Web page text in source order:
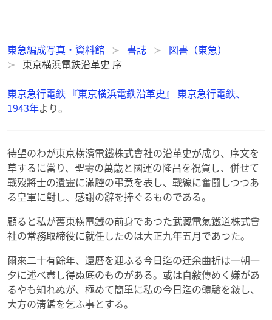
東急編成写真・資料館 書誌
図書（東急）
東京横浜電鉄沿革史 序
東京急行電鉄 『東京横浜電鉄沿革史』 東京急行電鉄、
1943年より。
待望のわが東京横濱電鐵株式會社の沿革史が成り、序文を
草するに當り、聖壽の萬歳と國運の隆昌を祝賀し、併せて
戰歿將士の遺靈に滿腔の弔意を表し、戰線に奮鬪しつつあ
る皇軍に對し、感謝の辭を捧ぐるものである。
顧ると私が舊東横電鐵の前身であつた武藏電氣鐵道株式會
社の常務取締役に就任したのは大正九年五月であつた。
爾來二十有餘年、還曆を迎ふる今日迄の迂余曲折は一朝一
夕に述べ盡し得ぬ底のものがある。或は自敍傳めく嫌があ
るやも知れぬが、極めて簡單に私の今日迄の體驗を敍し、
大方の淸鑑を乞ふ事とする。